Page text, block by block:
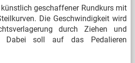
geschaffener Rundkurs mit
Die Geschwindigkeit wird
durch Ziehen und
Dabei soll auf das Pedalieren